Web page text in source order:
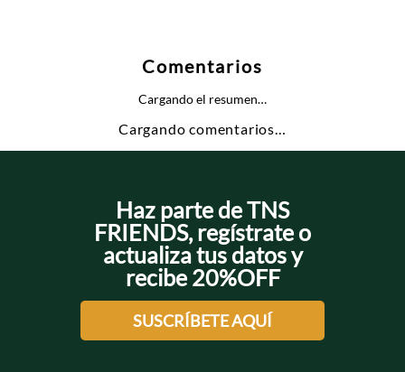
Comentarios
Cargando el resumen…
Cargando comentarios…
Haz parte de TNS
FRIENDS, regístrate o
actualiza tus datos y
recibe 20%OFF
SUSCRÍBETE AQUÍ